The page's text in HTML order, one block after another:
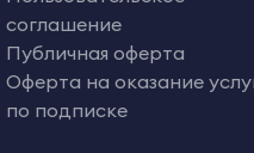
соглашение
Публичная оферта
Оферта на оказание
по подписке